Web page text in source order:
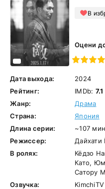
В
Оцени
2 3 4 5 7 8 9 10
Дата выхода:
2024
Рейтинг:
IMDb: 7.1
Жанр:
Драма
Страна:
Япония
Длина серии:
~107
Режиссер:
Дайхати
В ролях:
Кёдзо
Като,
Сатору
Озвучка:
KimchiTV